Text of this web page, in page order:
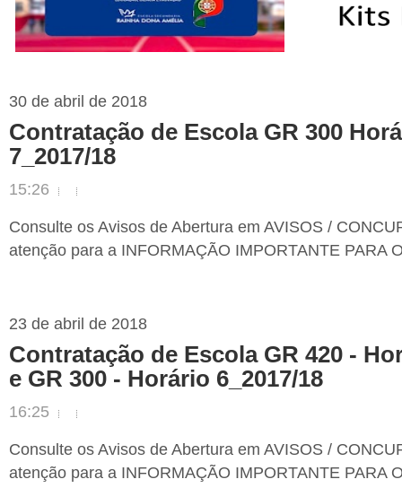
30 de abril de 2018
Contratação de Escola GR 300
7_2017/18
15:26
Consulte os Avisos de Abertura em AVISOS /
atenção para a INFORMAÇÃO IMPORTANTE PARA
23 de abril de 2018
Contratação de Escola GR 420 -
e GR 300 - Horário 6_2017/18
16:25
Consulte os Avisos de Abertura em AVISOS /
atenção para a INFORMAÇÃO IMPORTANTE PARA